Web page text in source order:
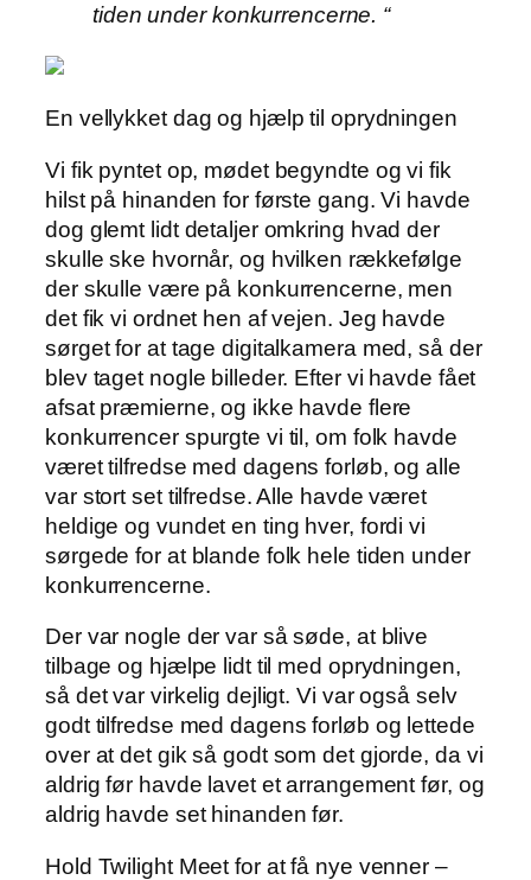
tiden under konkurrencerne. “
En vellykket dag og hjælp til oprydningen
Vi fik pyntet op, mødet begyndte og vi fik
hilst på hinanden for første gang. Vi havde
dog glemt lidt detaljer omkring hvad der
skulle ske hvornår, og hvilken rækkefølge
der skulle være på konkurrencerne, men
det fik vi ordnet hen af vejen. Jeg havde
sørget for at tage digitalkamera med, så der
blev taget nogle billeder. Efter vi havde fået
afsat præmierne, og ikke havde flere
konkurrencer spurgte vi til, om folk havde
været tilfredse med dagens forløb, og alle
var stort set tilfredse. Alle havde været
heldige og vundet en ting hver, fordi vi
sørgede for at blande folk hele tiden under
konkurrencerne.
Der var nogle der var så søde, at blive
tilbage og hjælpe lidt til med oprydningen,
så det var virkelig dejligt. Vi var også selv
godt tilfredse med dagens forløb og lettede
over at det gik så godt som det gjorde, da vi
aldrig før havde lavet et arrangement før, og
aldrig havde set hinanden før.
Hold Twilight Meet for at få nye venner –